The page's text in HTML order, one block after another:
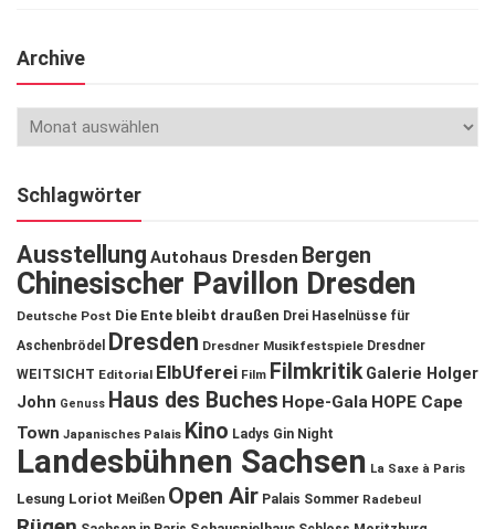
Archive
Schlagwörter
Ausstellung Autohaus Dresden Bergen
Chinesischer Pavillon Dresden
Deutsche Post Die Ente bleibt draußen Drei Haselnüsse für
Aschenbrödel
Dresden Dresdner Musikfestspiele Dresdner
WEITSICHT Editorial ElbUferei Film Filmkritik Galerie Holger
John Genuss Haus des Buches Hope-Gala HOPE Cape
Town Japanisches Palais Kino Ladys Gin Night
Landesbühnen Sachsen La Saxe à Paris
Lesung Loriot Meißen Open Air Palais Sommer Radebeul